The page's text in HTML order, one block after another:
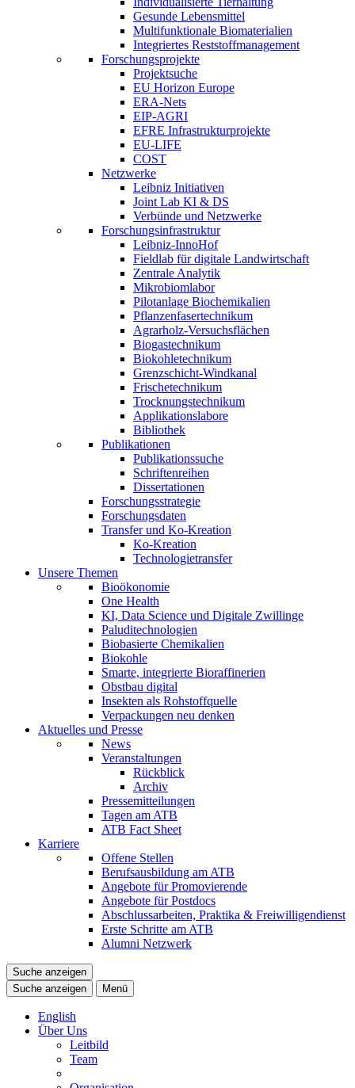
Gesunde Lebensmittel
Multifunktionale Biomaterialien
Integriertes Reststoffmanagement
Forschungsprojekte
Projektsuche
EU Horizon Europe
ERA-Nets
EIP-AGRI
EFRE Infrastrukturprojekte
EU-LIFE
COST
Netzwerke
Leibniz Initiativen
Joint Lab KI & DS
Verbünde und Netzwerke
Forschungsinfrastruktur
Leibniz-InnoHof
Fieldlab für digitale Landwirtschaft
Zentrale Analytik
Mikrobiomlabor
Pilotanlage Biochemikalien
Pflanzenfasertechnikum
Agrarholz-Versuchsflächen
Biogastechnikum
Biokohletechnikum
Grenzschicht-Windkanal
Frischetechnikum
Trocknungstechnikum
Applikationslabore
Bibliothek
Publikationen
Publikationssuche
Schriftenreihen
Dissertationen
Forschungsstrategie
Forschungsdaten
Transfer und Ko-Kreation
Ko-Kreation
Technologietransfer
Unsere Themen
Bioökonomie
One Health
KI, Data Science und Digitale Zwillinge
Paluditechnologien
Biobasierte Chemikalien
Biokohle
Smarte, integrierte Bioraffinerien
Obstbau digital
Insekten als Rohstoffquelle
Verpackungen neu denken
Aktuelles und Presse
News
Veranstaltungen
Rückblick
Archiv
Pressemitteilungen
Tagen am ATB
ATB Fact Sheet
Karriere
Offene Stellen
Berufsausbildung am ATB
Angebote für Promovierende
Angebote für Postdocs
Abschlussarbeiten, Praktika & Freiwilligendienst
Erste Schritte am ATB
Alumni Netzwerk
Suche anzeigen
Suche anzeigen
Menü
English
Über Uns
Leitbild
Team